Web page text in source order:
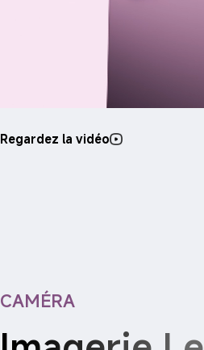
Regardez la vidéo
CAMÉRA